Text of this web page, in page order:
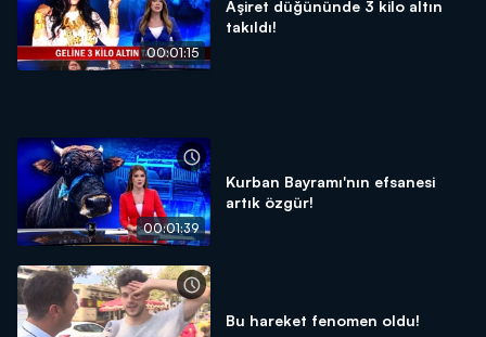
00:01:15
Aşiret düğününde 3 kilo altın
takıldı!
00:01:39
Kurban Bayramı'nın efsanesi
artık özgür!
Bu hareket fenomen oldu!